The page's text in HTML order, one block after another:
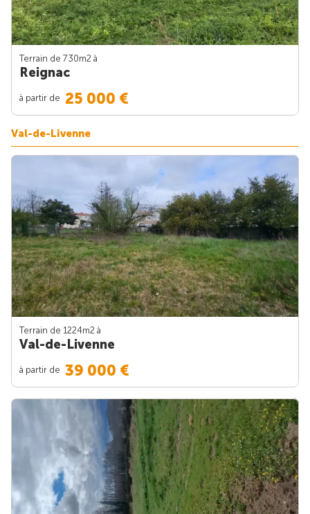
Terrain de 730m2 à
Reignac
à partir de 25 000 €
Val-de-Livenne
Terrain de 1224m2 à
Val-de-Livenne
à partir de 39 000 €